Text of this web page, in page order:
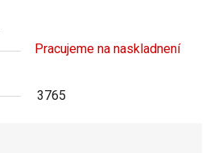
Pracujeme na naskladnení
3765